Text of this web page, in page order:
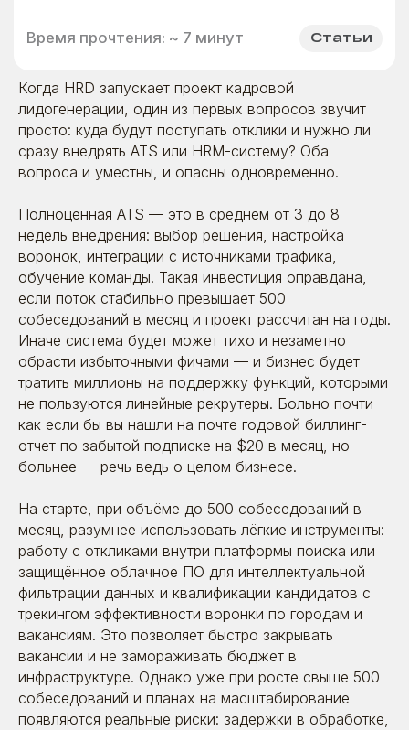
Когда HRD запускает проект кадровой
лидогенерации, один из первых вопросов звучит
просто: куда будут поступать отклики и нужно ли
сразу внедрять ATS или HRM-систему? Оба
вопроса и уместны, и опасны одновременно.
Полноценная ATS — это в среднем от 3 до 8
недель внедрения: выбор решения, настройка
воронок, интеграции с источниками трафика,
обучение команды. Такая инвестиция оправдана,
если поток стабильно превышает 500
собеседований в месяц и проект рассчитан на годы.
Иначе система будет может тихо и незаметно
обрасти избыточными фичами — и бизнес будет
тратить миллионы на поддержку функций, которыми
не пользуются линейные рекрутеры. Больно почти
как если бы вы нашли на почте годовой биллинг-
отчет по забытой подписке на $20 в месяц, но
больнее — речь ведь о целом бизнесе.
На старте, при объёме до 500 собеседований в
месяц, разумнее использовать лёгкие инструменты:
работу с откликами внутри платформы поиска или
защищённое облачное ПО для интеллектуальной
фильтрации данных и квалификации кандидатов с
трекингом эффективности воронки по городам и
вакансиям. Это позволяет быстро закрывать
вакансии и не замораживать бюджет в
инфраструктуре. Однако уже при росте свыше 500
собеседований и планах на масштабирование
появляются реальные риски: задержки в обработке,